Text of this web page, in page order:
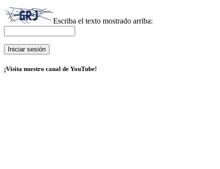
Escriba el texto mostrado arriba:
¡Visita nuestro canal de YouTube!